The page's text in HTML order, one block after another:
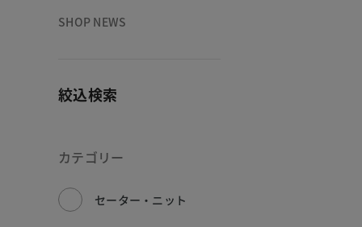
SHOP NEWS
絞込検索
カテゴリー
セーター・ニット